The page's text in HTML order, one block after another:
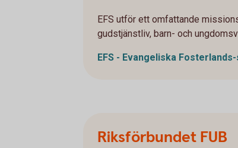
EFS utför ett omfattande
gudstjänstliv, barn- och
EFS - Evangeliska
Riksförbundet FUB